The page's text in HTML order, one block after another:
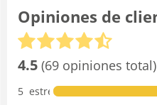
Opiniones de
4.5 (69 opiniones total)
5 estrellas